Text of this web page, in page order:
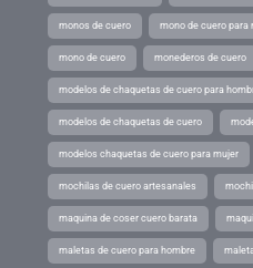
monos de cuero mono de cuero para
mono de cuero monederos de cuero
modelos de chaquetas de cuero para
modelos de chaquetas de cuero
modelos chaquetas de cuero para mujer
mochilas de cuero artesanales
maquina de coser cuero barata
maletas de cuero para hombre